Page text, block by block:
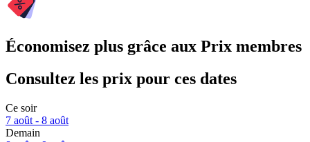
Économisez plus grâce aux Prix membres
Consultez les prix pour ces dates
Ce soir
7 août - 8 août
Demain